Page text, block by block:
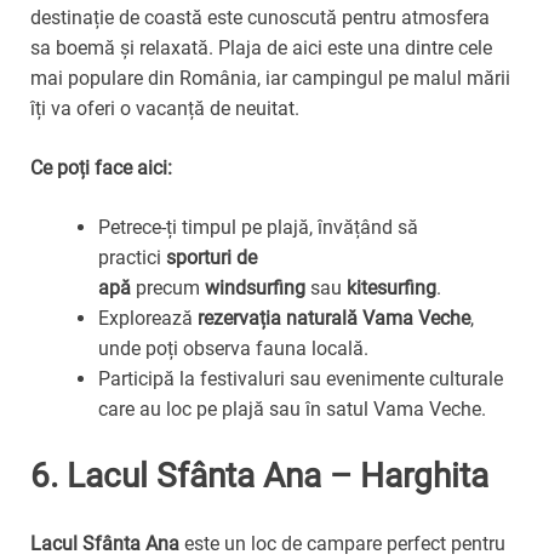
destinație de coastă este cunoscută pentru atmosfera
sa boemă și relaxată. Plaja de aici este una dintre cele
mai populare din România, iar campingul pe malul mării
îți va oferi o vacanță de neuitat.
Ce poți face aici:
Petrece-ți timpul pe plajă, învățând să
practici sporturi de
apă precum windsurfing sau kitesurfing.
Explorează rezervația naturală Vama Veche,
unde poți observa fauna locală.
Participă la festivaluri sau evenimente culturale
care au loc pe plajă sau în satul Vama Veche.
6. Lacul Sfânta Ana – Harghita
Lacul Sfânta Ana este un loc de campare perfect pentru